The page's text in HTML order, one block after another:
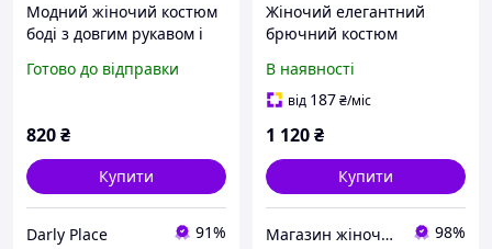
Модний жіночий костюм
боді з довгим рукавом і
резинці з принтом Nike із
Готово до відправки
820₴
Купити
Darly Place 91%
Жіночий елегантний
брючний костюм
великого розміру
В наявності
від 187₴/міс
1 120₴
Купити
Магазин жіночого одягу та аксесуарів в Україні - Annika.com.ua 98%